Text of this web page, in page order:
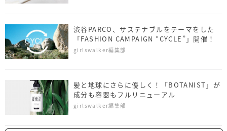
渋谷PARCO、サステナブルをテーマをした
「FASHION CAMPAIGN “CYCLE”」開催！
girlswalker編集部
髪と地球にさらに優しく！「BOTANIST」が
成分も容器もフルリニューアル
girlswalker編集部